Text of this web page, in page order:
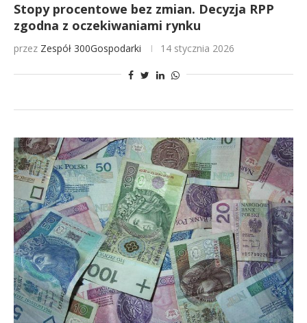
Stopy procentowe bez zmian. Decyzja RPP
zgodna z oczekiwaniami rynku
przez Zespół 300Gospodarki 14 stycznia 2026